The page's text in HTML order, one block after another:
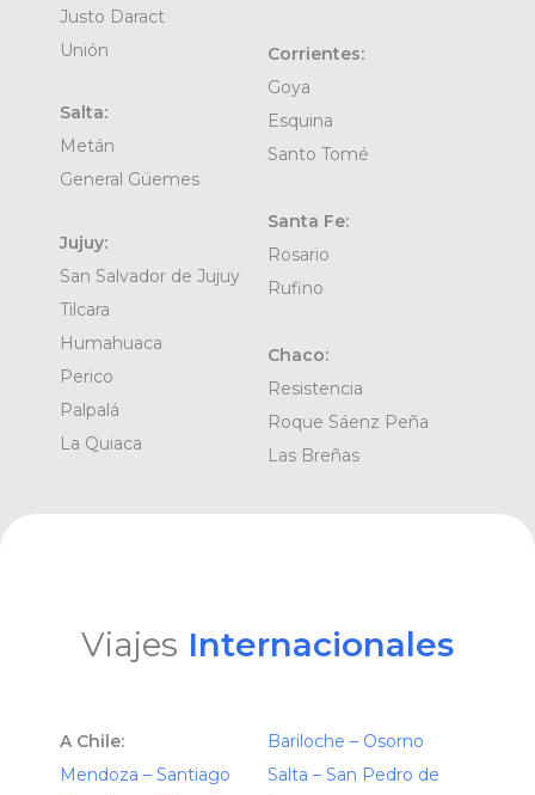
Justo Daract
Unión
Salta:
Metán
General Güemes
Jujuy:
San Salvador de Jujuy
Tilcara
Humahuaca
Perico
Palpalá
La Quiaca
Corrientes:
Goya
Esquina
Santo Tomé
Santa Fe:
Rosario
Rufino
Chaco:
Resistencia
Roque Sáenz Peña
Las Breñas
Viajes Internacionales
A Chile:
Mendoza – Santiago
Bariloche – Osorno
Salta – San Pedro de